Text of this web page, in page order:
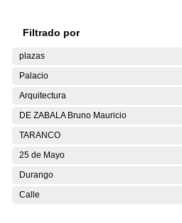
Filtrado por
plazas
Palacio
Arquitectura
DE ZABALA Bruno Mauricio
TARANCO
25 de Mayo
Durango
Calle